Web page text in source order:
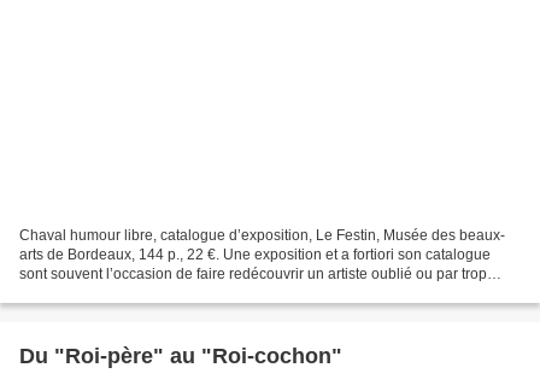
Chaval humour libre, catalogue d’exposition, Le Festin, Musée des beaux-
arts de Bordeaux, 144 p., 22 €. Une exposition et a fortiori son catalogue
sont souvent l’occasion de faire redécouvrir un artiste oublié ou par trop
Du "Roi-père" au "Roi-cochon"